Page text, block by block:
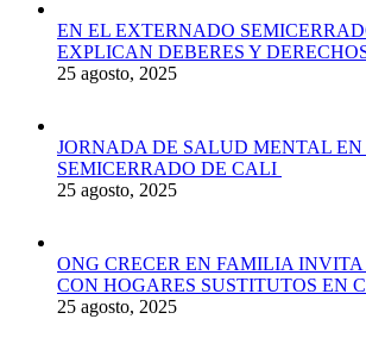
EN EL EXTERNADO
EXPLICAN DEBERES Y
25 agosto, 2025
JORNADA DE SALUD MENTAL
SEMICERRADO DE CALI
25 agosto, 2025
ONG CRECER EN FAMILIA
CON HOGARES SUSTITUTOS EN
25 agosto, 2025